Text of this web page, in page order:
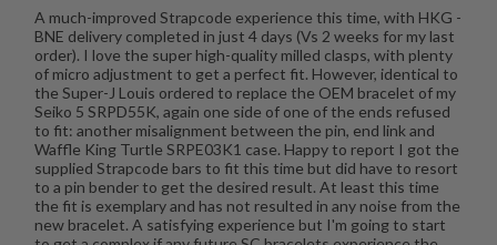
A much-improved Strapcode experience this time, with HKG -
BNE delivery completed in just 4 days (Vs 2 weeks for my last
order). I love the super high-quality milled clasps, with plenty
of micro adjustment to get a perfect fit. However, identical to
the Super-J Louis ordered to replace the OEM bracelet of my
Seiko 5 SRPD55K, again one side of one of the ends refused
to fit: another misalignment between the pin, end link and
Waffle King Turtle SRPE03K1 case. Happy to report I got the
supplied Strapcode bars to fit this time but did have to resort
to a pin bender to get the desired result. At least this time
the fit is exemplary and has not resulted in any noise from the
new bracelet. A satisfying experience but I'm going to start